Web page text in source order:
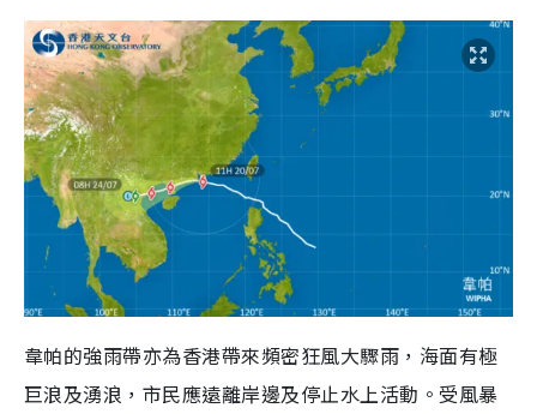
韋帕的強雨帶亦為香港帶來頻密狂風大驟雨，海面有極
巨浪及湧浪，市民應遠離岸邊及停止水上活動。受風暴